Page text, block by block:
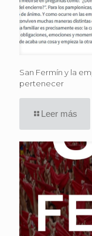
San Fermín y la
pertenecer
Leer más